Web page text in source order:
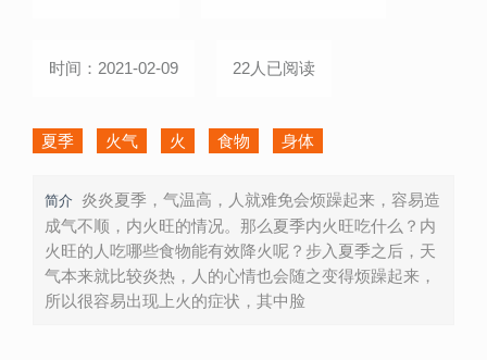
时间：2021-02-09 22人已阅读
夏季 火气 火 食物 身体
简介 炎炎夏季，气温高，人就难免会烦躁起来，容易造
成气不顺，内火旺的情况。那么夏季内火旺吃什么？内
火旺的人吃哪些食物能有效降火呢？步入夏季之后，天
气本来就比较炎热，人的心情也会随之变得烦躁起来，
所以很容易出现上火的症状，其中脸